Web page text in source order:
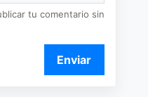
tu comentario sin
Enviar